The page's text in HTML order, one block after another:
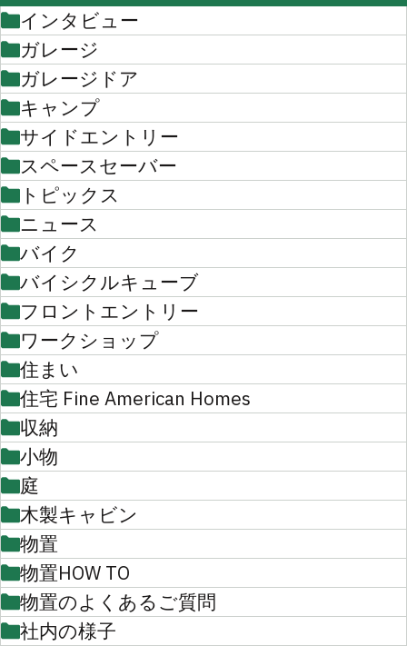
インタビュー
ガレージ
ガレージドア
キャンプ
サイドエントリー
スペースセーバー
トピックス
ニュース
バイク
バイシクルキューブ
フロントエントリー
ワークショップ
住まい
住宅 Fine American Homes
収納
小物
庭
木製キャビン
物置
物置HOW TO
物置のよくあるご質問
社内の様子